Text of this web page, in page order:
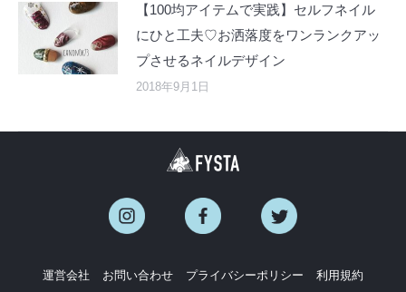
【100均アイテムで実践】セルフネイル
にひと工夫♡お洒落度をワンランクアッ
プさせるネイルデザイン
2018年9月1日
運営会社 お問い合わせ プライバシーポリシー 利用規約